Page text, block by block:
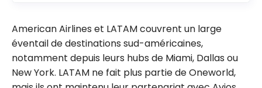
American Airlines et LATAM couvrent un large
éventail de destinations sud-américaines,
notamment depuis leurs hubs de Miami, Dallas ou
New York. LATAM ne fait plus partie de Oneworld,